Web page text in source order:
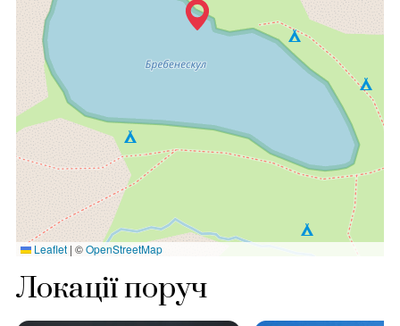
Leaflet | ©OpenStreetMap
Локації поруч